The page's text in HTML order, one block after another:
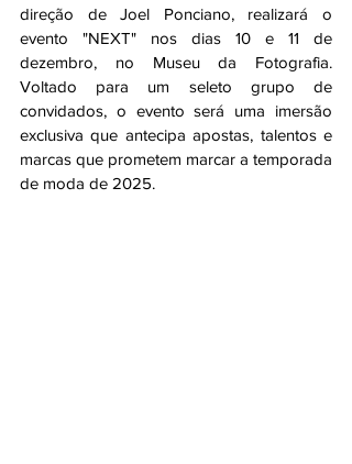
direção de Joel Ponciano, realizará o
evento "NEXT" nos dias 10 e 11 de
dezembro, no Museu da Fotografia.
Voltado para um seleto grupo de
convidados, o evento será uma imersão
exclusiva que antecipa apostas, talentos e
marcas que prometem marcar a temporada
de moda de 2025.